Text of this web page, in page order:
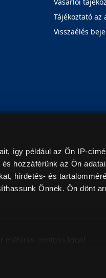
így például az Ön IP-
hozzáférünk az Ön
hirdetés- és
Önnek. Ön dönt
Tájékoztató
Visszaélés
Műszaki Áruházlánc
ajánlattételnek, az esetleges